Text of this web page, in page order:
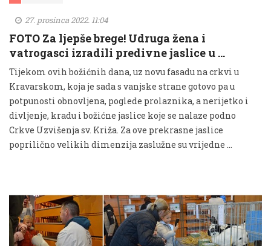
27. prosinca 2022. 11:04
FOTO Za ljepše brege! Udruga žena i
vatrogasci izradili predivne jaslice u …
Tijekom ovih božićnih dana, uz novu fasadu na crkvi u
Kravarskom, koja je sada s vanjske strane gotovo pa u
potpunosti obnovljena, poglede prolaznika, a nerijetko i
divljenje, kradu i božićne jaslice koje se nalaze podno
Crkve Uzvišenja sv. Križa. Za ove prekrasne jaslice
poprilično velikih dimenzija zaslužne su vrijedne …